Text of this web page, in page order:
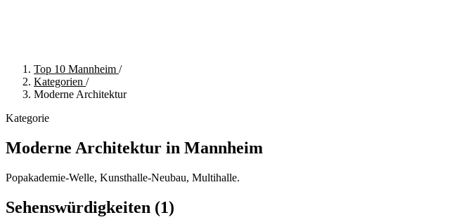
Top 10 Mannheim /
Kategorien /
Moderne Architektur
Kategorie
Moderne Architektur in Mannheim
Popakademie-Welle, Kunsthalle-Neubau, Multihalle.
Sehenswürdigkeiten (1)